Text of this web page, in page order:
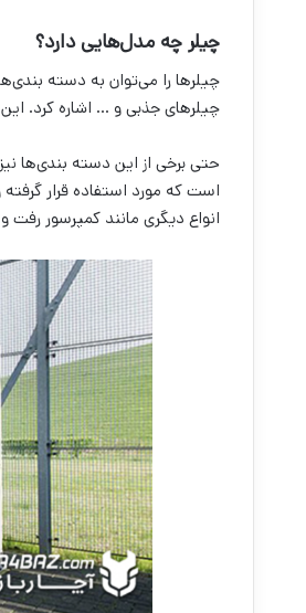
چیلر چه مدل‌هایی دارد؟
چیلرها را می‌توان به دسته
چیلرهای جذبی و … اشاره کرد.
حتی برخی از این دسته بندی‌ها
است که مورد استفاده قرار
انواع دیگری مانند کمپرسور